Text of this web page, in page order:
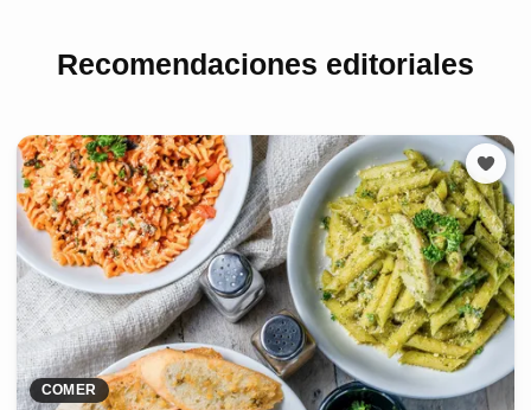
Recomendaciones editoriales
COMER